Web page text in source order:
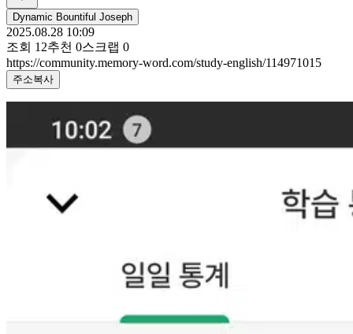
Dynamic Bountiful Joseph
2025.08.28 10:09
조회 12추천 0스크랩 0
https://community.memory-word.com/study-english/114971015
주소복사